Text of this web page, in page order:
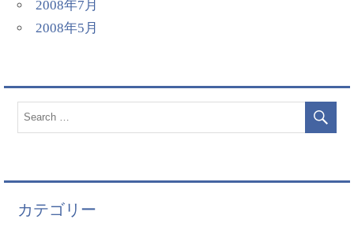
2008年7月
2008年5月
カテゴリー